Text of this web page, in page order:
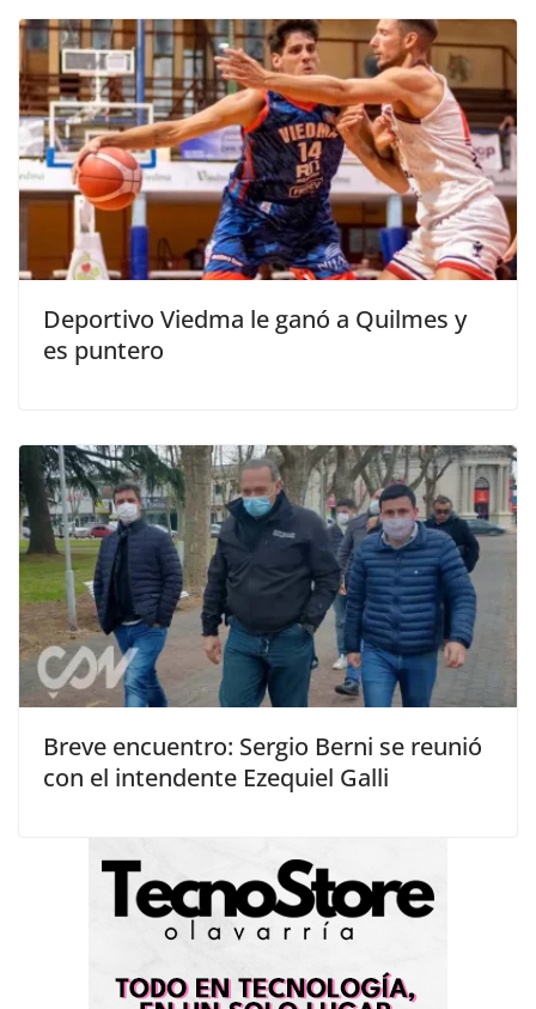
Deportivo Viedma le ganó a Quilmes y
es puntero
Breve encuentro: Sergio Berni se reunió
con el intendente Ezequiel Galli